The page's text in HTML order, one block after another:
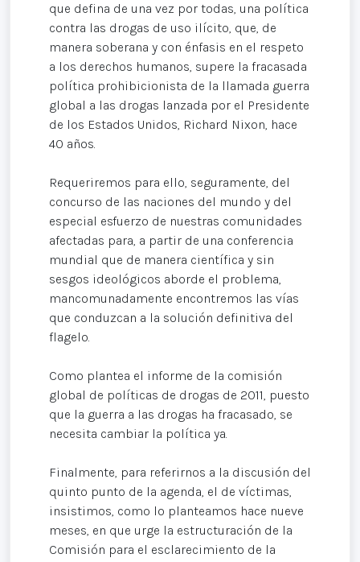
que defina de una vez por todas, una política
contra las drogas de uso ilícito, que, de
manera soberana y con énfasis en el respeto
a los derechos humanos, supere la fracasada
política prohibicionista de la llamada guerra
global a las drogas lanzada por el Presidente
de los Estados Unidos, Richard Nixon, hace
40 años.
Requeriremos para ello, seguramente, del
concurso de las naciones del mundo y del
especial esfuerzo de nuestras comunidades
afectadas para, a partir de una conferencia
mundial que de manera científica y sin
sesgos ideológicos aborde el problema,
mancomunadamente encontremos las vías
que conduzcan a la solución definitiva del
flagelo.
Como plantea el informe de la comisión
global de políticas de drogas de 2011, puesto
que la guerra a las drogas ha fracasado, se
necesita cambiar la política ya.
Finalmente, para referirnos a la discusión del
quinto punto de la agenda, el de víctimas,
insistimos, como lo planteamos hace nueve
meses, en que urge la estructuración de la
Comisión para el esclarecimiento de la